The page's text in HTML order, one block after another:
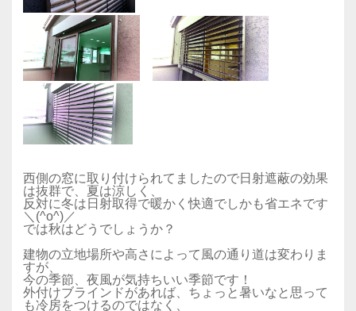
西側の窓に取り付けられてましたので日射遮蔽の効果
は抜群で、夏は涼しく、
反対に冬は日射取得で暖かく快適でしかも省エネです
＼(^o^)／
では秋はどうでしょうか？
建物の立地場所や高さによって風の通り道は変わりま
すが、
今の季節、夜風が気持ちいい季節です！
外付けブラインドがあれば、ちょっと暑いなと思って
も冷房をつけるのではなく、